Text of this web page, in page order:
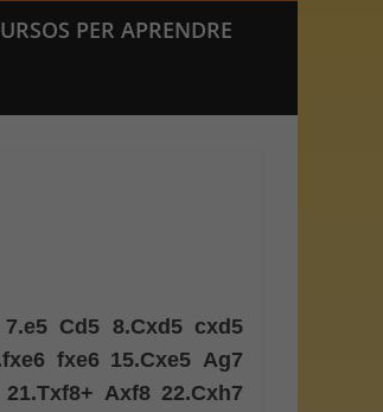
PER APRENDRE
7.e5 Cd5 8.Cxd5 cxd5
fxe6 fxe6 15.Cxe5 Ag7
21.Txf8+ Axf8 22.Cxh7